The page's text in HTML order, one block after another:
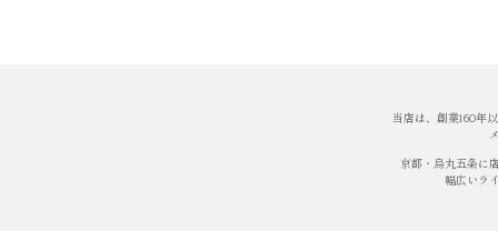
当店は、創業160年
京都・烏丸五条に
幅広いラ